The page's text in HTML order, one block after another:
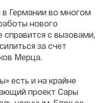
в Германии во многом
нового
справится с вызовами,
за счет
Мерца.
есть и на крайне
проект Сары